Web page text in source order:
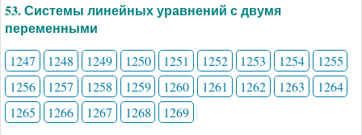
53. Системы линейных уравнений с двумя
переменными
1247 1248 1249 1250 1251 1252 1253 1254
1255
1256
1257 1258 1259 1260 1261 1262 1263
1264
1265
1266 1267 1268 1269